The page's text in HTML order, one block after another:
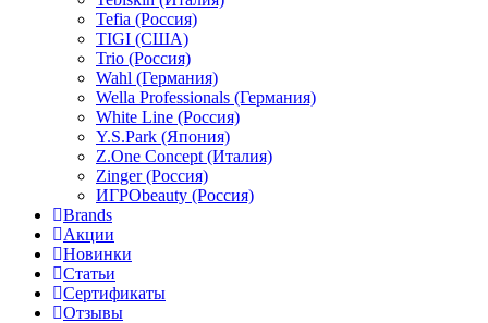
Tefia (Россия)
TIGI (США)
Trio (Россия)
Wahl (Германия)
Wella Professionals (Германия)
White Line (Россия)
Y.S.Park (Япония)
Z.One Concept (Италия)
Zinger (Россия)
ИГРОbeauty (Россия)
Brands
Акции
Новинки
Статьи
Сертификаты
Отзывы